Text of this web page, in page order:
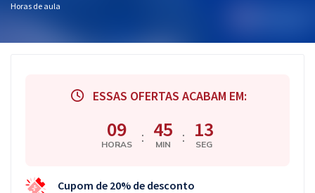
Horas de aula
ESSAS OFERTAS ACABAM EM:
09
HORAS : 45
MIN : 13
SEG
Cupom de 20% de desconto